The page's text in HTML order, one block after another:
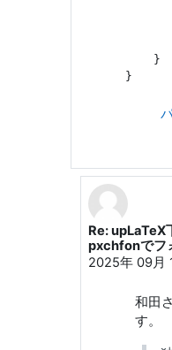
    }
和田 勇 への
Re:
pxchfonでフ
2025年 09月
和田
す。